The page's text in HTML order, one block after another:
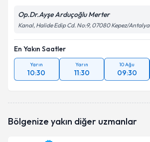
Op.Dr.Ayşe Arduçoğlu Merter
Kanal, Halide Edip Cd. No:9, 07080 Kepez/Antalya
En Yakın Saatler
Yarın
10:30
Yarın
11:30
10 Ağu
09:30
Bölgenize yakın diğer uzmanlar